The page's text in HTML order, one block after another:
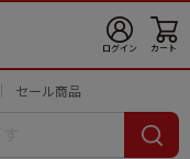
ログイン カート
セール商品